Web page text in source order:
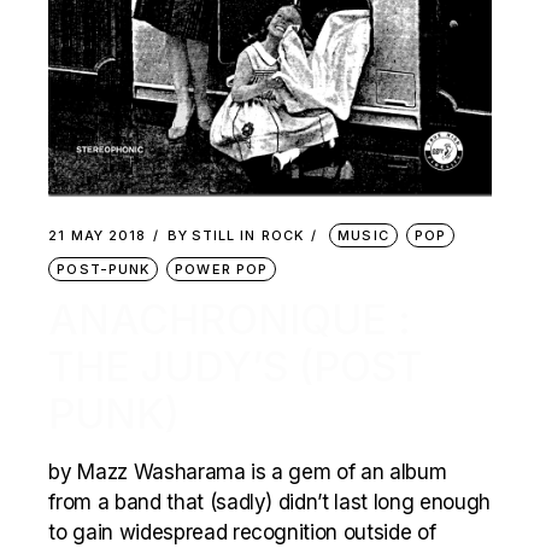
21 MAY 2018 BY STILL IN ROCK MUSIC
POP
POST-PUNK
POWER POP
by Mazz Washarama is a gem of an album
from a band that (sadly) didn’t last long enough
to gain widespread recognition outside of